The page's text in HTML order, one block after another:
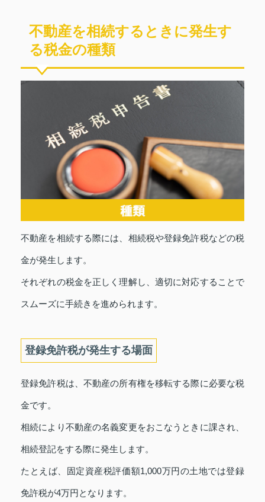
不動産を相続するときに発生す
る税金の種類
不動産を相続する際には、相続税や登録免許税などの税
金が発生します。
それぞれの税金を正しく理解し、適切に対応することで
スムーズに手続きを進められます。
登録免許税が発生する場面
登録免許税は、不動産の所有権を移転する際に必要な税
金です。
相続により不動産の名義変更をおこなうときに課され、
相続登記をする際に発生します。
たとえば、固定資産税評価額1,000万円の土地では登録
免許税が4万円となります。